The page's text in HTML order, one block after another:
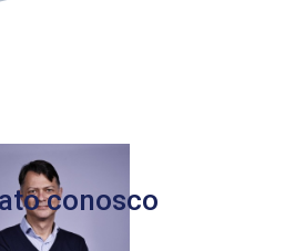
conosco